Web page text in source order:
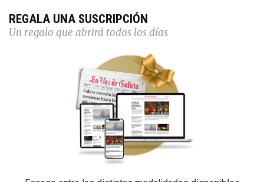
REGALA UNA SUSCRIPCIÓN
Un regalo que abrirá todos los días